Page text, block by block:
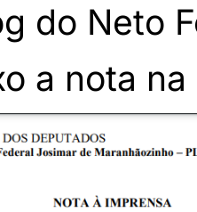
do Neto
a nota